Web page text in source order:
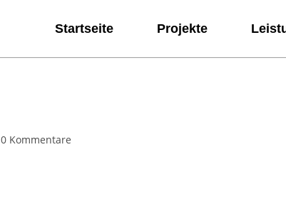
Startseite Projekte
0 Kommentare